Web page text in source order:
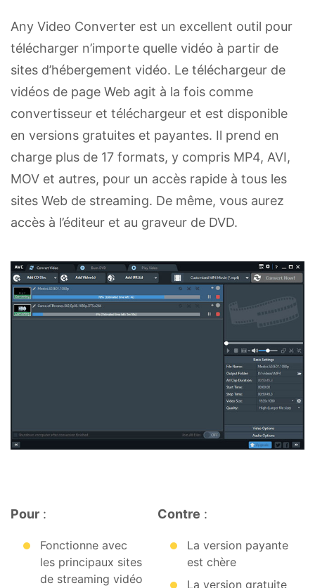
Any Video Converter est un excellent outil pour
télécharger n’importe quelle vidéo à partir de
sites d’hébergement vidéo. Le téléchargeur de
vidéos de page Web agit à la fois comme
convertisseur et téléchargeur et est disponible
en versions gratuites et payantes. Il prend en
charge plus de 17 formats, y compris MP4, AVI,
MOV et autres, pour un accès rapide à tous les
sites Web de streaming. De même, vous aurez
accès à l’éditeur et au graveur de DVD.
Pour :
Fonctionne avec
les principaux sites
de streaming vidéo
Contre :
La version payante
est chère
La version gratuite